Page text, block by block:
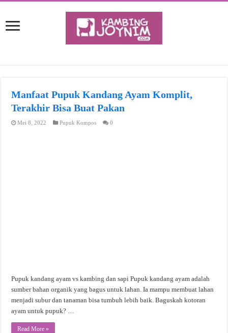
Manfaat Pupuk Kandang Ayam Komplit,
Terakhir Bisa Buat Pakan
Mei 8, 2022 Pupuk Kompos 0
Pupuk kandang ayam vs kambing dan sapi Pupuk kandang ayam adalah
sumber bahan organik yang bagus untuk lahan. Ia mampu membuat lahan
menjadi subur dan tanaman bisa tumbuh lebih baik. Baguskah kotoran
ayam untuk pupuk? …
Read More »